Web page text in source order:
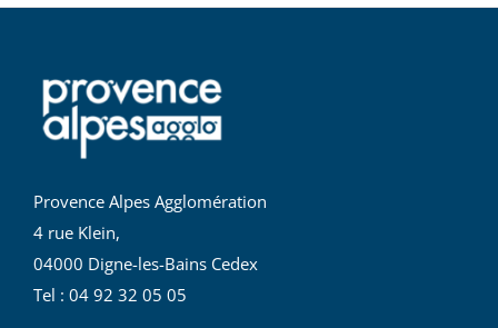
Provence Alpes Agglomération
4 rue Klein,
04000 Digne-les-Bains Cedex
Tel : 04 92 32 05 05